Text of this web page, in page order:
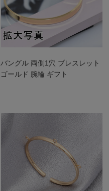
バングル 両側1穴 ブレスレット
ゴールド 腕輪 ギフト